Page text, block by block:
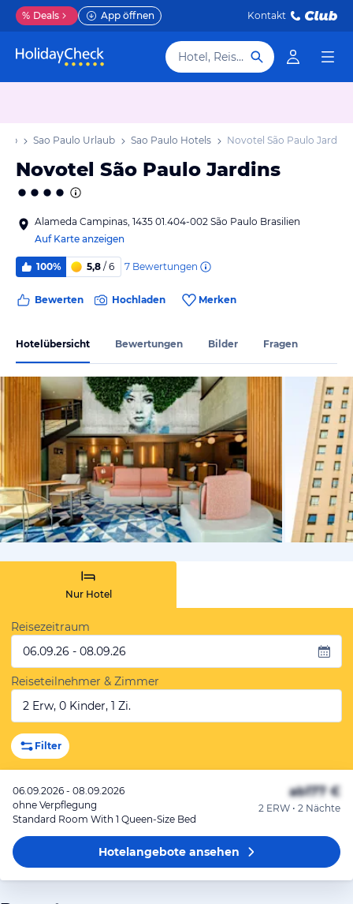
% Deals App öffnen Kontakt
Hotel, Reiseziel
Sao Paulo Urlaub Sao Paulo Hotels Novotel São Paulo Jardins
Novotel São Paulo Jardins
Alameda Campinas, 1435 01.404-002 São Paulo Brasilien
Auf Karte anzeigen
100% 5,8 / 6 7 Bewertungen
Bewerten Hochladen Merken
Hotelübersicht Bewertungen Bilder Fragen
von
Nur Hotel
Reisezeitraum
06.09.26 - 08.09.26
Reiseteilnehmer & Zimmer
2 Erw, 0 Kinder, 1 Zi.
Filter
06.09.2026 - 08.09.2026
ohne Verpflegung
Standard Room With 1 Queen-Size Bed
ab177 €
2 ERW • 2 Nächte
Hotelangeboteansehen